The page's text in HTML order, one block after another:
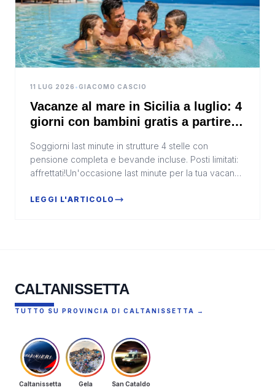
11 LUG 2026 •GIACOMO CASCIO
Vacanze al mare in Sicilia a luglio: 4
giorni con bambini gratis a partire
Soggiorni last minute in strutture 4 stelle con
pensione completa e bevande incluse. Posti limitati:
affrettati!Un'occasione last minute per la tua vacanza
LEGGI L'ARTICOLO
CALTANISSETTA
TUTTO SU PROVINCIA DI CALTANISSETTA →
Caltanissetta Gela San Cataldo